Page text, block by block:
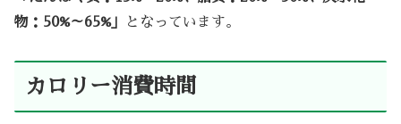
物：50%～65%」
となっています。
カロリー消費時間